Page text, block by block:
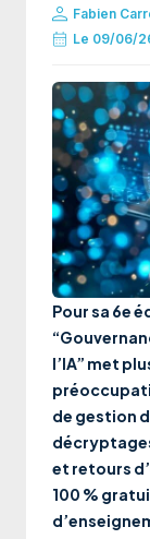
Fabien
Le 09/06/
Pour sa 6e
l’IA” met
de gestion
et retours
100 %